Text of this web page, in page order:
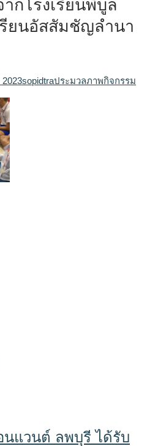
กโรงเรียนพิบูล
ยนอัสสัมชัญลำนา
sopidtraประมวลภาพกิจกรรม
แวนต์ ลพบุรี ได้รับ